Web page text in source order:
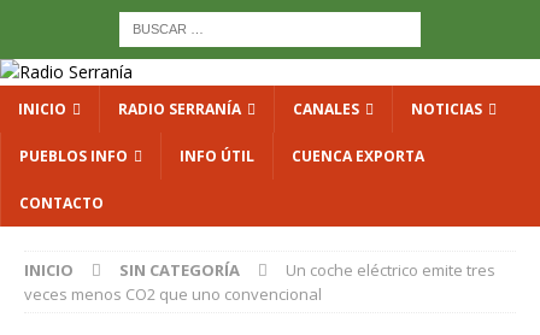
INICIO RADIO SERRANÍA CANALES NOTICIAS
PUEBLOS INFO INFO ÚTIL CUENCA EXPORTA
CONTACTO
INICIO SIN CATEGORÍA
Un coche eléctrico emite tres
veces menos CO2 que uno convencional